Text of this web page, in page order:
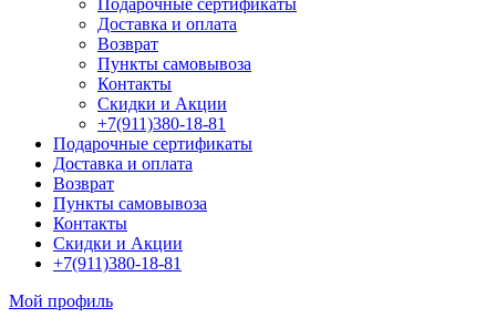
Подарочные сертификаты
Доставка и оплата
Возврат
Пункты самовывоза
Контакты
Скидки и Акции
+7(911)380-18-81
Подарочные сертификаты
Доставка и оплата
Возврат
Пункты самовывоза
Контакты
Скидки и Акции
+7(911)380-18-81
Мой профиль